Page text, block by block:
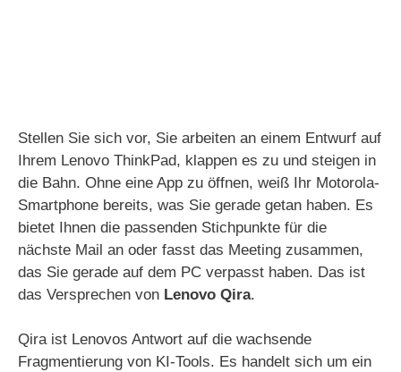
Stellen Sie sich vor, Sie arbeiten an einem Entwurf auf
Ihrem Lenovo ThinkPad, klappen es zu und steigen in
die Bahn. Ohne eine App zu öffnen, weiß Ihr Motorola-
Smartphone bereits, was Sie gerade getan haben. Es
bietet Ihnen die passenden Stichpunkte für die
nächste Mail an oder fasst das Meeting zusammen,
das Sie gerade auf dem PC verpasst haben. Das ist
das Versprechen von Lenovo Qira.
Qira ist Lenovos Antwort auf die wachsende
Fragmentierung von KI-Tools. Es handelt sich um ein